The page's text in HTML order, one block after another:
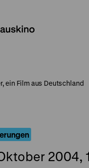
ein Film aus Deutschland
2004,